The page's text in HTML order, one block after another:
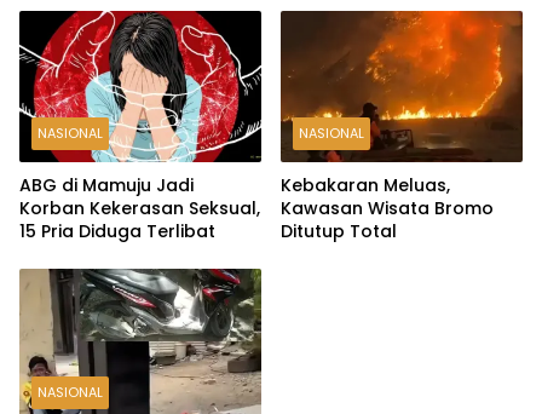
NASIONAL
ABG di Mamuju Jadi
Korban Kekerasan Seksual,
15 Pria Diduga Terlibat
NASIONAL
Kebakaran Meluas,
Kawasan Wisata Bromo
Ditutup Total
NASIONAL